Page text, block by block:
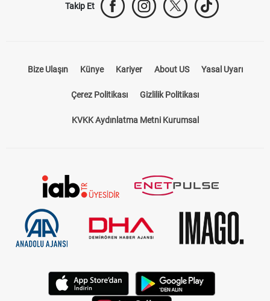
Takip Et
Bize Ulaşın Künye Kariyer About US Yasal Uyarı
Çerez Politikası Gizlilik Politikası
KVKK Aydınlatma Metni Kurumsal